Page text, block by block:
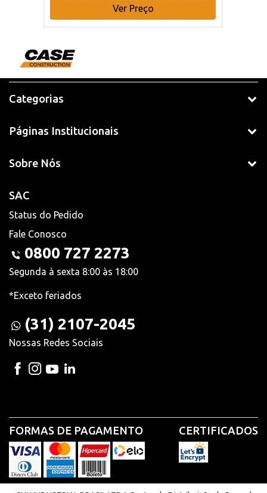
Ver Preço
Categorias
Páginas Institucionais
Sobre Nós
SAC
Status do Pedido
Fale Conosco
0800 727 2273
Segunda à sexta 8:00 às 18:00
*Exceto feriados
(31) 2107-2045
Nossas Redes Sociais
FORMAS DE PAGAMENTO CERTIFICADOS